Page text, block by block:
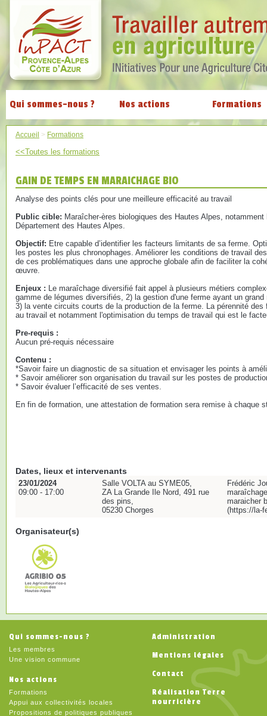
Qui sommes-nous ? Nos actions Formations
Accueil > Formations
<<Toutes les formations
GAIN DE TEMPS EN MARAICHAGE BIO
Analyse des points clés pour une meilleure efficacité au travail
Public cible: Maraîcher-ères biologiques des Hautes Alpes,
Département des Hautes Alpes.
Objectif: Etre capable d’identifier les facteurs limitants de sa ferme.
les postes les plus chronophages. Améliorer les conditions de travail
de ces problématiques dans une approche globale afin de faciliter la
œuvre.
Enjeux : Le maraîchage diversifié fait appel à plusieurs métiers
gamme de légumes diversifiés, 2) la gestion d'une ferme ayant un
3) la vente circuits courts de la production de la ferme. La pérennité
au travail et notamment l'optimisation du temps de travail qui est le
Pre-requis :
Aucun pré-requis nécessaire
Contenu :
*Savoir faire un diagnostic de sa situation et envisager les points à
* Savoir améliorer son organisation du travail sur les postes de
* Savoir évaluer l’efficacité de ses ventes.
En fin de formation, une attestation de formation sera remise à chaque
Dates, lieux et intervenants
23/01/2024
09:00 - 17:00
Salle VOLTA au SYME05,
ZA La Grande Ile Nord, 491 rue
des pins,
05230 Chorges
Frédéric
maraicher
(https://la-
Organisateur(s)
Qui sommes-nous ?
Les membres
Une vision commune
Nos actions
Formations
Appui aux collectivités locales
Propositions de politiques publiques
Administration
Mentions légales
Contact
Réalisation Terre
nourricière